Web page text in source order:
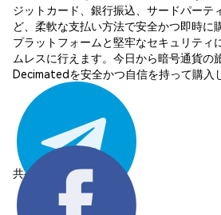
ジットカード、銀行振込、サードパーテ
ど、柔軟な支払い方法で安全かつ即時に
プラットフォームと堅牢なセキュリティ
ムレスに行えます。今日から暗号通貨の
Decimatedを安全かつ自信を持って購入
共有する: